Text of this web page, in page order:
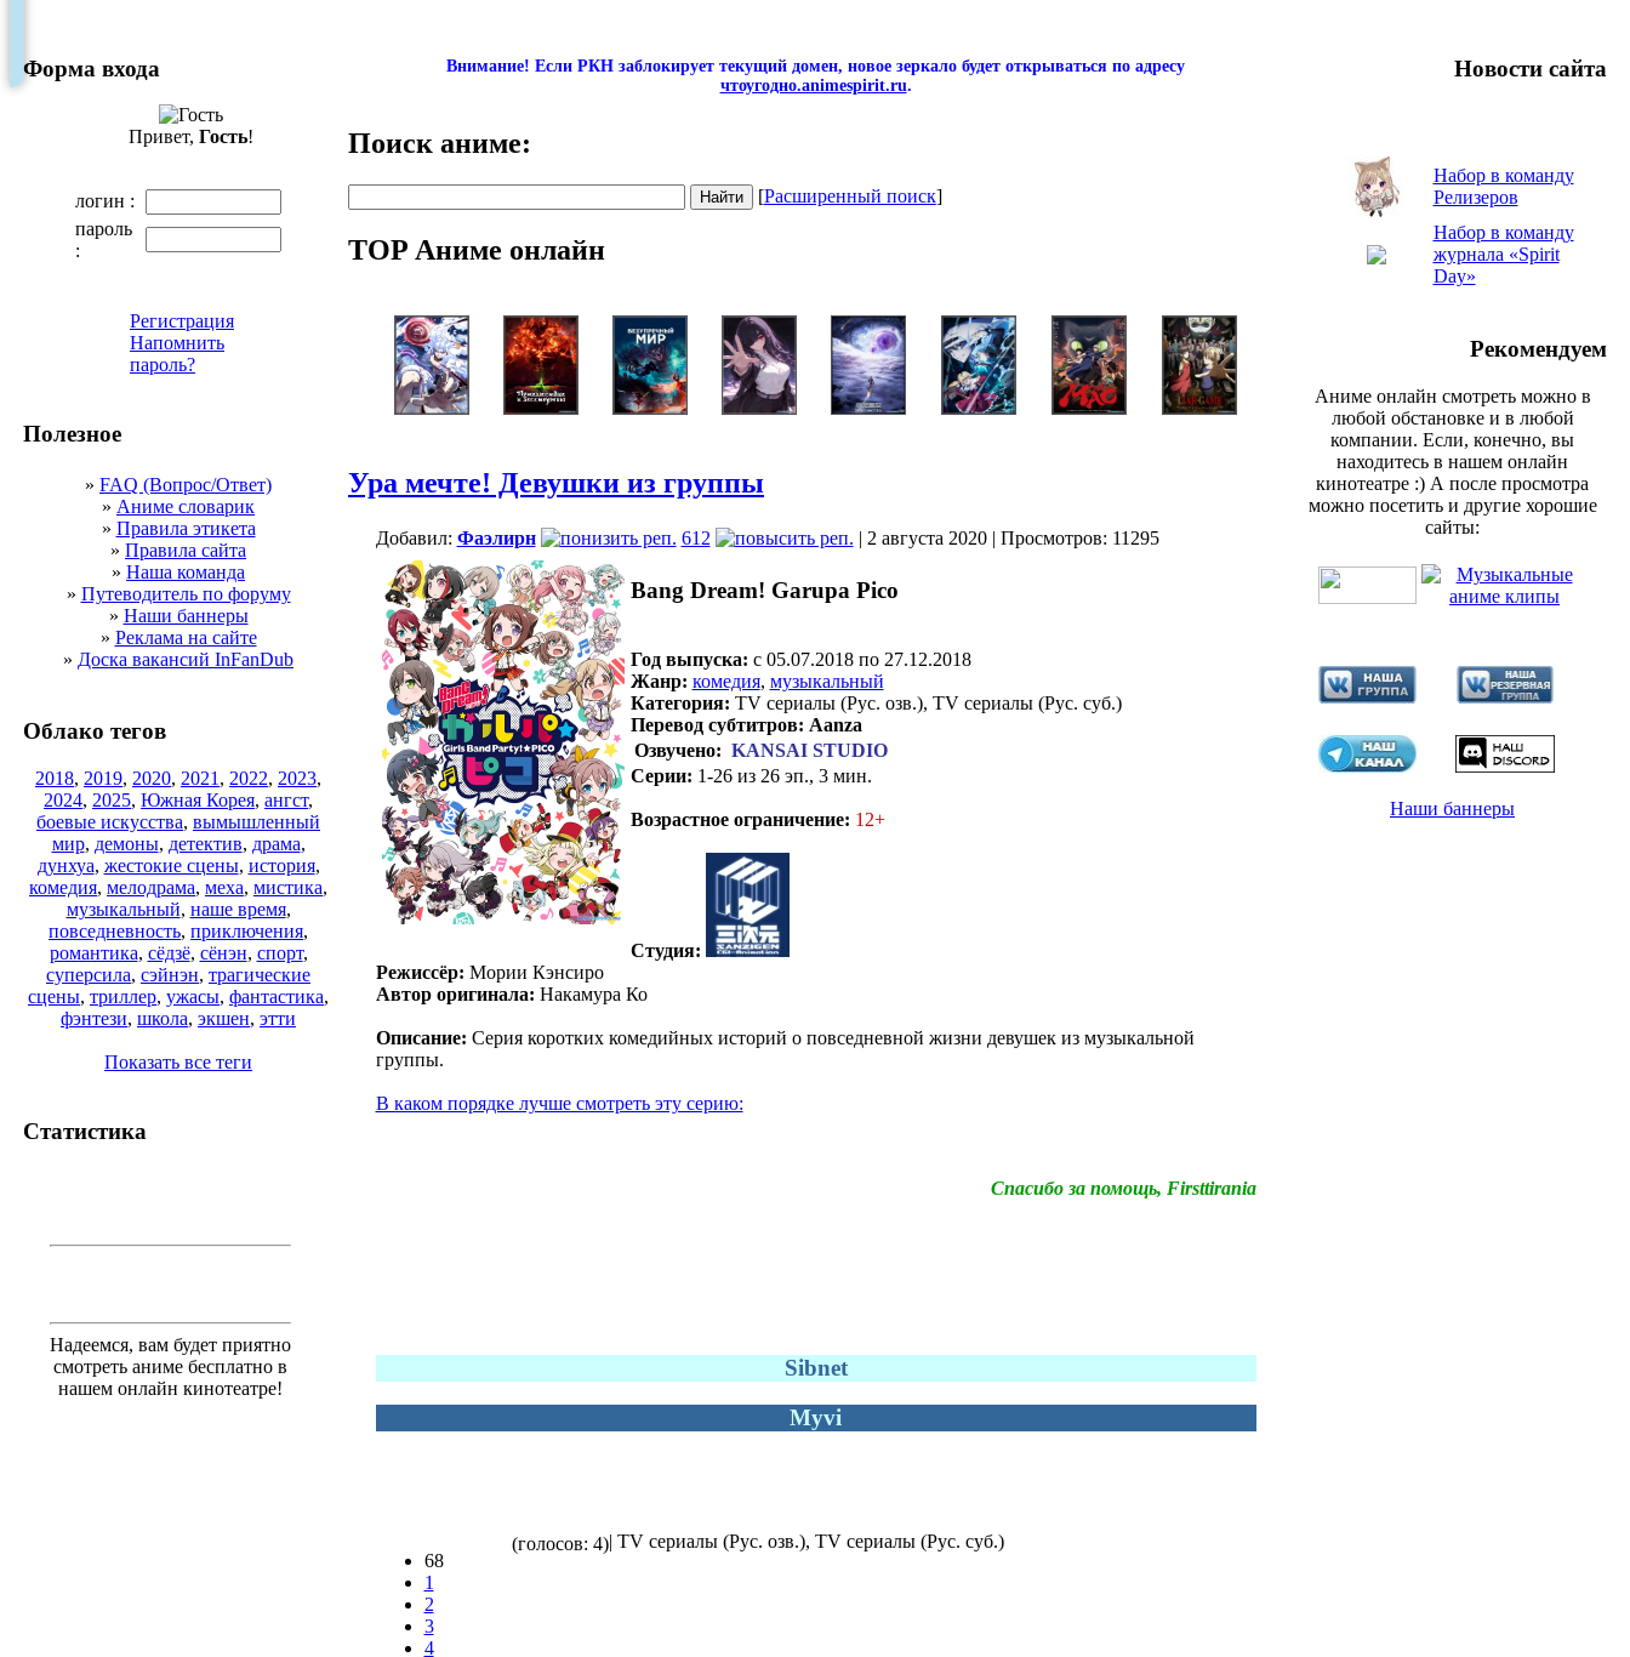
Форма входа
Привет, Гость!
логин :
пароль
:
Регистрация
Напомнить
пароль?
Полезное
» FAQ (Вопрос/Ответ)
» Аниме словарик
» Правила этикета
» Правила сайта
» Наша команда
» Путеводитель по форуму
» Наши баннеры
» Реклама на сайте
» Доска вакансий InFanDub
Облако тегов
2018, 2019, 2020, 2021 , 2022, 2023,
2024, 2025, Южная Корея, ангст,
боевые искусства, вымышленный
мир, демоны, детектив, драма,
дунхуа, жестокие сцены, история,
комедия, мелодрама, меха, мистика,
музыкальный, наше время,
повседневность, приключения,
романтика, сёдзё, сёнэн, спорт,
суперсила, сэйнэн, трагические
сцены, триллер, ужасы, фантастика,
фэнтези, школа, экшен, этти
Показать все теги
Статистика
Надеемся, вам будет приятно
смотреть аниме бесплатно в
нашем онлайн кинотеатре!
Внимание! Если РКН заблокирует текущий домен, новое зеркало будет открываться по адресу
чтоугодно.animespirit.ru.
Поиск аниме:
[Расширенный поиск]
TOP Аниме онлайн
Ура мечте! Девушки из группы
Добавил: Фаэлирн 612 | 2 августа 2020 | Просмотров: 11295
Bang Dream! Garupa Pico
Год выпуска: c 05.07.2018 по 27.12.2018
Жанр: комедия, музыкальный
Категория: TV сериалы (Рус. озв.), TV сериалы (Рус. суб.)
Перевод субтитров: Aanza
Озвучено: KANSAI STUDIO
Серии: 1-26 из 26 эп., 3 мин.
Возрастное ограничение: 12+
Студия:
Режиссёр: Мории Кэнсиро
Автор оригинала: Накамура Ко
Описание: Серия коротких комедийных историй о повседневной жизни девушек из музыкальной
группы.
В каком порядке лучше смотреть эту серию:
Спасибо за помощь, Firsttirania
Sibnet
Myvi
68
1
2
3
4
(голосов: 4)| TV сериалы (Рус. озв.), TV сериалы (Рус. суб.)
Новости сайта
Набор в команду
Релизеров
Набор в команду
журнала «Spirit
Day»
Рекомендуем
Аниме онлайн смотреть можно в
любой обстановке и в любой
компании. Если, конечно, вы
находитесь в нашем онлайн
кинотеатре :) А после просмотра
можно посетить и другие хорошие
сайты:
Наши баннеры